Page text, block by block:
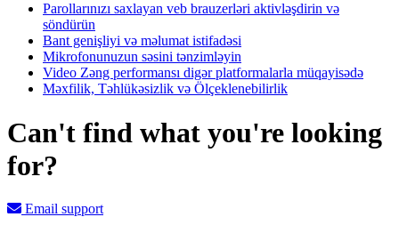
Parollarınızı saxlayan veb brauzerləri aktivləşdirin və
söndürün
Bant genişliyi və məlumat istifadəsi
Mikrofonunuzun səsini tənzimləyin
Video Zəng performansı digər platformalarla müqayisədə
Məxfilik, Təhlükəsizlik və Ölçeklenebilirlik
Can't find what you're looking
for?
Email support